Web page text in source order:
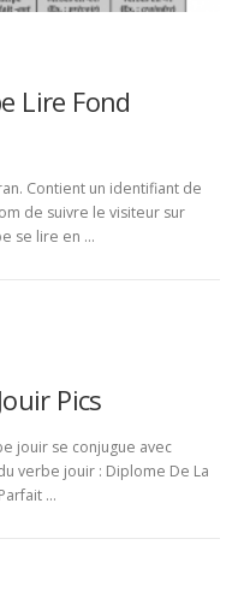
Lire Fond
Contient un identifiant de
de suivre le visiteur sur
se lire en …
Pics
jouir se conjugue avec
verbe jouir : Diplome De La
…